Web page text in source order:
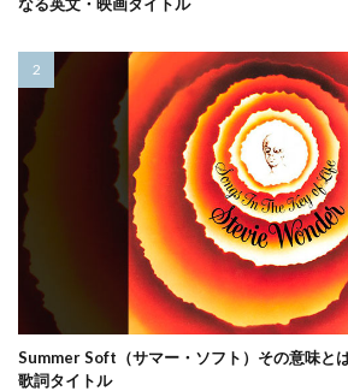
なる英文・映画タイトル
Summer Soft（サマー・ソフト）その意味と
歌詞タイトル